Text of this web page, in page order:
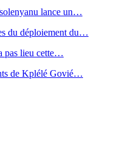
lance un…
du déploiement du…
pas lieu cette…
de Kplélé Govié…